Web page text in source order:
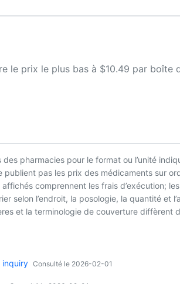
le prix le plus bas à $10.49 par boîte
pharmacies pour le format ou l’unité
publient pas les prix des médicaments sur
comprennent les frais d’exécution;
selon l’endroit, la posologie, la quantité et
et la terminologie de couverture diffèrent
inquiry Consulté le 2026-02-01